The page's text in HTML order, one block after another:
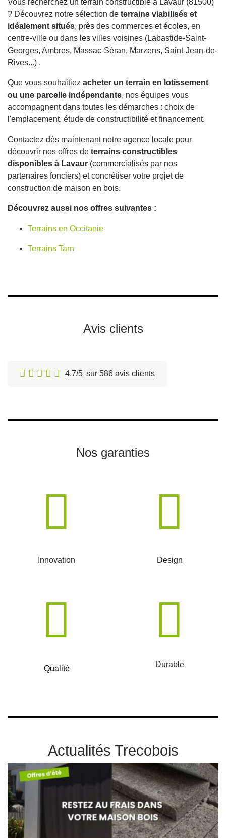
Vous recherchez un terrain constructible à Lavaur (81500)
? Découvrez notre sélection de terrains viabilisés et
idéalement situés, près des commerces et écoles, en
centre-ville ou dans les villes voisines (Labastide-Saint-
Georges, Ambres, Massac-Séran, Marzens, Saint-Jean-de-
Rives...) .
Que vous souhaitiez acheter un terrain en lotissement
ou une parcelle indépendante, nos équipes vous
accompagnent dans toutes les démarches : choix de
l'emplacement, étude de constructibilité et financement.
Contactez dès maintenant notre agence locale pour
découvrir nos offres de terrains constructibles
disponibles à Lavaur (commercialisés par nos
partenaires fonciers) et concrétiser votre projet de
construction de maison en bois.
Découvrez aussi nos offres suivantes :
Terrains en Occitanie
Terrains Tarn
Avis clients
4.7/5 sur 586 avis clients
Nos garanties
Innovation Design
Qualité Durable
Actualités Trecobois